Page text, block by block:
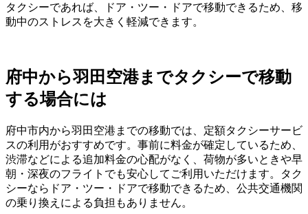
タクシーであれば、ドア・ツー・ドアで移動できるため、移
動中のストレスを大きく軽減できます。
府中から羽田空港までタクシーで移動
する場合には
府中市内から羽田空港までの移動では、定額タクシーサービ
スの利用がおすすめです。事前に料金が確定しているため、
渋滞などによる追加料金の心配がなく、荷物が多いときや早
朝・深夜のフライトでも安心してご利用いただけます。タク
シーならドア・ツー・ドアで移動できるため、公共交通機関
の乗り換えによる負担もありません。